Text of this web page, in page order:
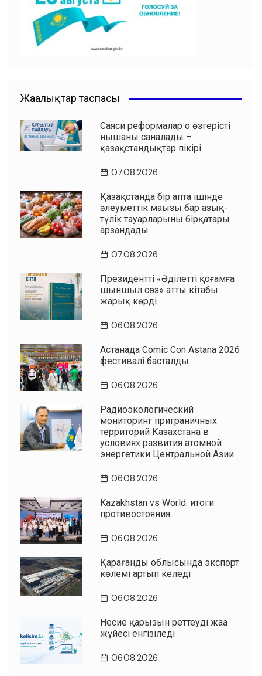
k
Жаңалықтар таспасы
Саяси реформалар оң өзгерістің
нышаны саналады –
қазақстандықтар пікірі
07.08.2026
Қазақстанда бір апта ішінде
әлеуметтік маңызы бар азық-
түлік тауарларының бірқатары
арзандады
07.08.2026
Президенттің «Әділетті қоғамға
шыншыл сөз» атты кітабы
жарық көрді
06.08.2026
Астанада Comic Con Astana 2026
фестивалі басталды
06.08.2026
Радиоэкологический
мониторинг приграничных
территорий Казахстана в
условиях развития атомной
энергетики Центральной Азии
06.08.2026
Kazakhstan vs World: итоги
противостояния
06.08.2026
Қарағанды облысында экспорт
көлемі артып келеді
06.08.2026
Несие қарызын реттеудің жаңа
жүйесі енгізіледі
06.08.2026